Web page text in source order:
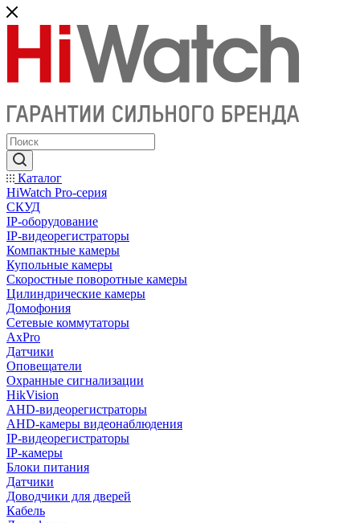
Каталог
HiWatch Pro-серия
CКУД
IP-оборудование
IP-видеорегистраторы
Компактные камеры
Купольные камеры
Скоростные поворотные камеры
Цилиндрические камеры
Домофония
Сетевые коммутаторы
AxPro
Датчики
Оповещатели
Охранные сигнализации
HikVision
AHD-видеорегистраторы
AHD-камеры видеонаблюдения
IP-видеорегистраторы
IP-камеры
Блоки питания
Датчики
Доводчики для дверей
Кабель